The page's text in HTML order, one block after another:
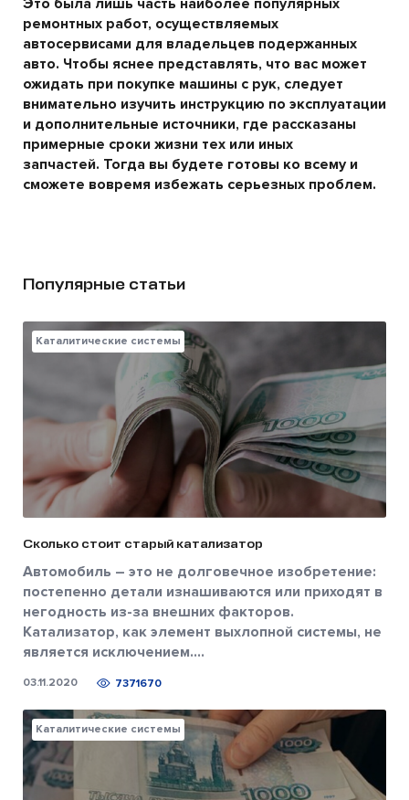
Это была лишь часть наиболее популярных
ремонтных работ, осуществляемых
автосервисами для владельцев подержанных
авто. Чтобы яснее представлять, что вас может
ожидать при покупке машины с рук, следует
внимательно изучить инструкцию по эксплуатации
и дополнительные источники, где рассказаны
примерные сроки жизни тех или иных
запчастей. Тогда вы будете готовы ко всему и
сможете вовремя избежать серьезных проблем.
Популярные статьи
Каталитические системы
Сколько стоит старый катализатор
Автомобиль – это не долговечное изобретение:
постепенно детали изнашиваются или приходят в
негодность из-за внешних факторов.
Катализатор, как элемент выхлопной системы, не
является исключением....
03.11.2020 7371670
Каталитические системы